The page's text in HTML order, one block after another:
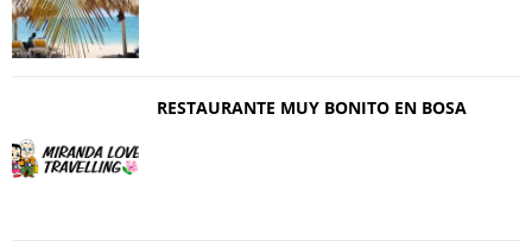
RESTAURANTE MUY BONITO EN BOSA